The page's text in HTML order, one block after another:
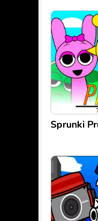
Sprunki